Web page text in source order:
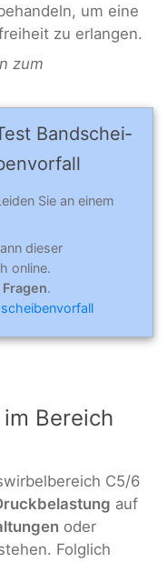
um eine
zu erlangen.
zum
Band­schei­
Sie an einem
dieser
online.
.
Bereich
C5/6
auf
oder
Folglich